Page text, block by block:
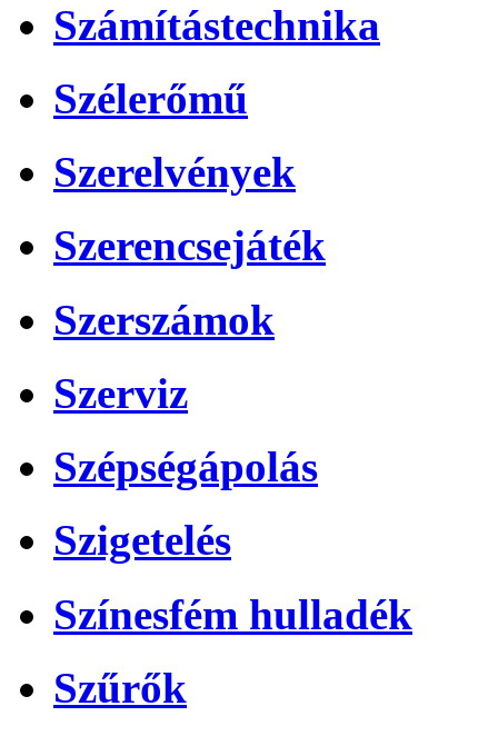
Számítástechnika
Szélerőmű
Szerelvények
Szerencsejáték
Szerszámok
Szerviz
Szépségápolás
Szigetelés
Színesfém hulladék
Szűrők